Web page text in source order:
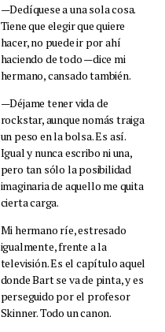
—Dedíquese a una sola cosa.
Tiene que elegir que quiere
hacer, no puede ir por ahí
haciendo de todo —dice mi
hermano, cansado también.
—Déjame tener vida de
rockstar, aunque nomás traiga
un peso en la bolsa. Es así.
Igual y nunca escribo ni una,
pero tan sólo la posibilidad
imaginaria de aquello me quita
cierta carga.
Mi hermano ríe, estresado
igualmente, frente a la
televisión. Es el capítulo aquel
donde Bart se va de pinta, y es
perseguido por el profesor
Skinner. Todo un canon.